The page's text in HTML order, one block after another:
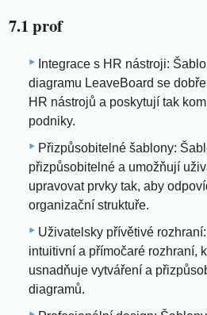
7.1 prof
Integrace s HR nástroji:
diagramu LeaveBoard se
HR nástrojů a poskytují tak
podniky.
Přizpůsobitelné šablony:
přizpůsobitelné a umožňují
upravovat prvky tak, aby
organizační struktuře.
Uživatelsky přívětivé
intuitivní a přímočaré rozhraní,
usnadňuje vytváření a
diagramů.